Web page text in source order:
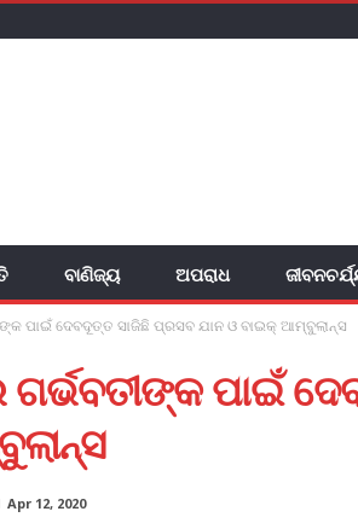
ବାଣିଜ୍ୟ ଅପରାଧ
ପାଇଁ ଦେବଦୂତ୍ତ ସାଜିଛି ପ୍ରସବ ଯାନ ଓ ବାଇକ୍ ଆମ୍ବୁଲାନ୍ସ
ଗର୍ଭବତୀଙ୍କ ପାଇଁ
Apr 12, 2020